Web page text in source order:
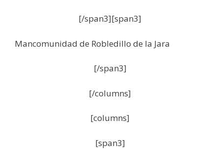
[/span3][span3]
Mancomunidad de Robledillo de la Jara
[/span3]
[/columns]
[columns]
[span3]